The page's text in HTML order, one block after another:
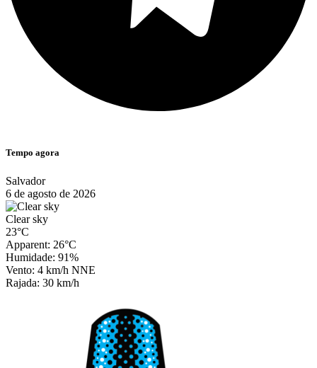
Tempo agora
Salvador
6 de agosto de 2026
Clear sky
23°C
Apparent: 26°C
Humidade: 91%
Vento: 4 km/h NNE
Rajada: 30 km/h